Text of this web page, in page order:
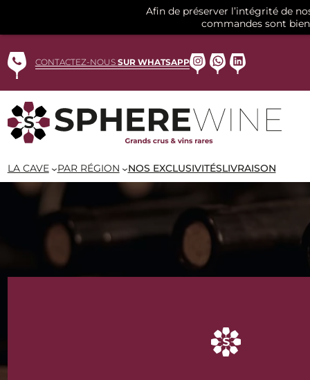
au
contenuCONTACTEZ-NOUS SUR WHATSAPPInstagram
WhatsApp
LinkedIn
LA CAVE PAR RÉGION NOS EXCLUSIVITÉSLIVRAISON
Afin de préserver l’intégrité de
commandes sont